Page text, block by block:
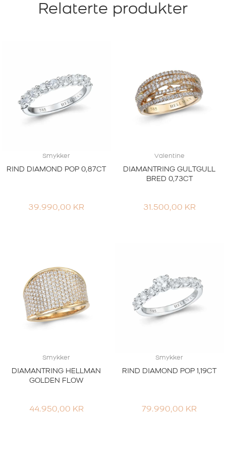
Relaterte produkter
Smykker
RIND DIAMOND POP 0,87CT
39.990,00 KR
Valentine
DIAMANTRING GULTGULL
BRED 0,73CT
31.500,00 KR
Smykker
DIAMANTRING HELLMAN
GOLDEN FLOW
44.950,00 KR
Smykker
RIND DIAMOND POP 1,19CT
79.990,00 KR